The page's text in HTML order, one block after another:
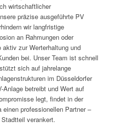
wirtschaftlicher
präzise ausgeführte PV
wir langfristige
an Rahmungen oder
zur Werterhaltung und
bei. Unser Team ist schnell
sich auf jahrelange
im Düsseldorfer
betreibt und Wert auf
legt, findet in der
professionellen Partner –
verankert.